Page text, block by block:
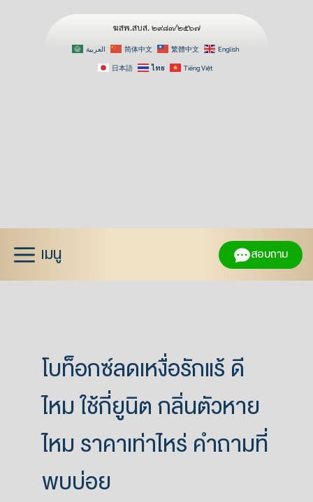
ฆสพ.สบส. ๒๙๘๓/๒๕๖๗
العربية 简体中文 繁體中文 English
日本語 ไทย Tiếng Việt
เมนู สอบถาม
โบท็อกซ์ลดเหงื่อรักแร้ ดี
ไหม ใช้กี่ยูนิต กลิ่นตัวหาย
ไหม ราคาเท่าไหร่ คำถามที่
พบบ่อย